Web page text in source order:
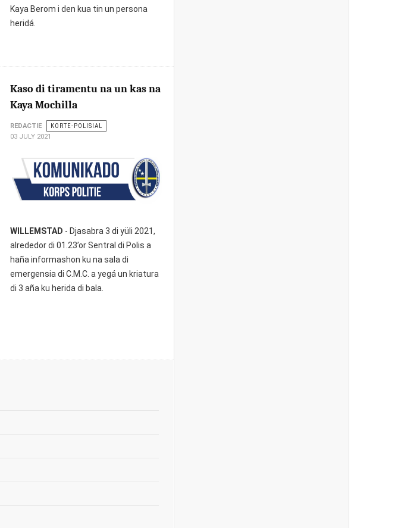
Kaya Berom i den kua tin un persona
heridá.
Kaso di tiramentu na un kas na
Kaya Mochilla
REDACTIE
KORTE-POLISIAL
03 JULY 2021
WILLEMSTAD - Djasabra 3 di yüli 2021,
alrededor di 01.23’or Sentral di Polis a
haña informashon ku na sala di
emergensia di C.M.C. a yegá un kriatura
di 3 aña ku herida di bala.